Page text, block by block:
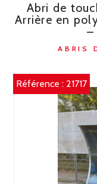
Abri de
Arrière en
–
ABRIS
Référence : 21717